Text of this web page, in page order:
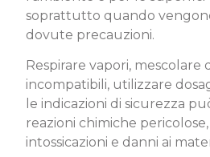
soprattutto quando
dovute precauzioni.
Respirare vapori,
incompatibili, utilizzare
le indicazioni di sicurezza
reazioni chimiche
intossicazioni e danni ai